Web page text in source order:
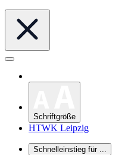
Schriftgröße
HTWK Leipzig
Schnelleinstieg für ...